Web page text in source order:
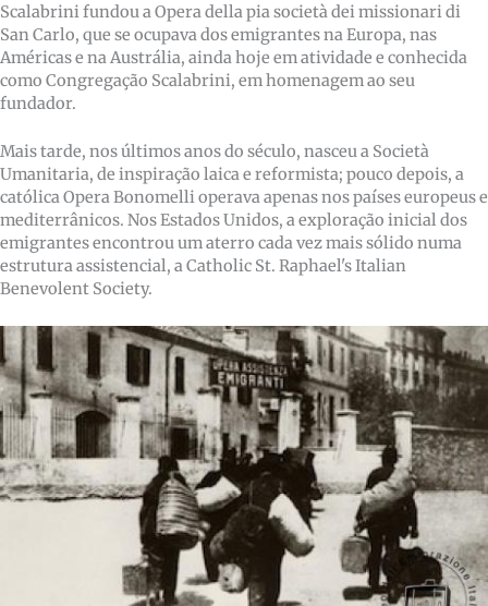
Scalabrini fundou a Opera della pia società dei missionari di
San Carlo, que se ocupava dos emigrantes na Europa, nas
Américas e na Austrália, ainda hoje em atividade e conhecida
como Congregação Scalabrini, em homenagem ao seu
fundador.
Mais tarde, nos últimos anos do século, nasceu a Società
Umanitaria, de inspiração laica e reformista; pouco depois, a
católica Opera Bonomelli operava apenas nos países europeus e
mediterrânicos. Nos Estados Unidos, a exploração inicial dos
emigrantes encontrou um aterro cada vez mais sólido numa
estrutura assistencial, a Catholic St. Raphael's Italian
Benevolent Society.